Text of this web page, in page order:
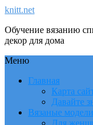
knitt.net
Обучение вязанию
декор для дома
Меню
Главная
Карта
Давайте
Вязаные модели
Для